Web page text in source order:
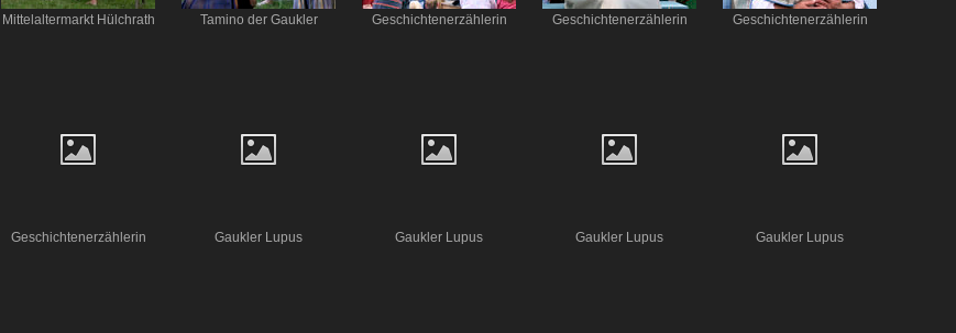
Mittelaltermarkt Hülchrath Tamino der Gaukler Geschichtenerzählerin Geschichtenerzählerin Geschichtenerzählerin
Geschichtenerzählerin Gaukler Lupus Gaukler Lupus Gaukler Lupus Gaukler Lupus